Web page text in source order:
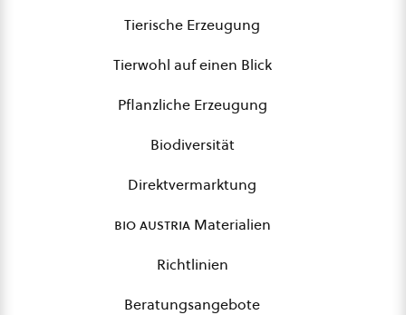
Tierische Erzeugung
Tierwohl auf einen Blick
Pflanzliche Erzeugung
Biodiversität
Direktvermarktung
bio austriaMaterialien
Richtlinien
Beratungsangebote